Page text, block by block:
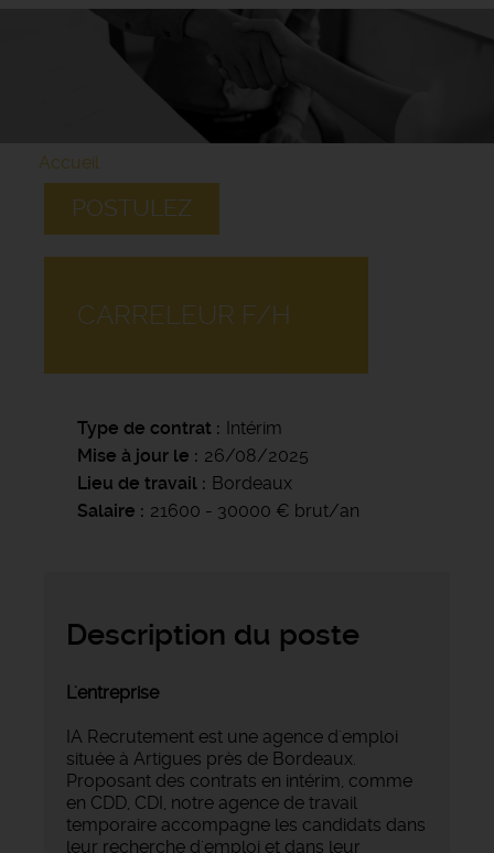
Accueil
POSTULEZ
CARRELEUR F/H
Type de contrat
Intérim
Mise à jour le
26/08/2025
Lieu de travail
Bordeaux
Salaire
21600 - 30000 € brut/an
Description du poste
L'entreprise
IA Recrutement est une agence d'emploi
située à Artigues près de Bordeaux.
Proposant des contrats en intérim, comme
en CDD, CDI, notre agence de travail
temporaire accompagne les candidats dans
leur recherche d'emploi et dans leur